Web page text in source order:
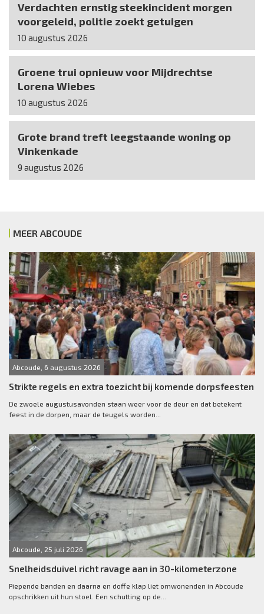
Verdachten ernstig steekincident morgen
voorgeleid, politie zoekt getuigen
10 augustus 2026
Groene trui opnieuw voor Mijdrechtse
Lorena Wiebes
10 augustus 2026
Grote brand treft leegstaande woning op
Vinkenkade
9 augustus 2026
MEER ABCOUDE
Abcoude, 6 augustus 2026
Strikte regels en extra toezicht bij komende dorpsfeesten
De zwoele augustusavonden staan weer voor de deur en dat betekent
feest in de dorpen, maar de teugels worden...
Abcoude, 25 juli 2026
Snelheidsduivel richt ravage aan in 30-kilometerzone
Piepende banden en daarna en doffe klap liet omwonenden in Abcoude
opschrikken uit hun stoel. Een schutting op de...